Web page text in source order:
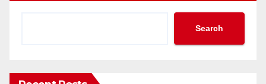
Search